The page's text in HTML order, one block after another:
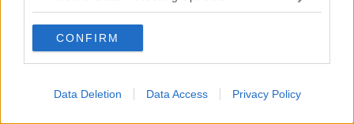
CONFIRM
Data Deletion Data Access Privacy Policy
​Lasciate ai vostri figli il diritto di piangere
​Parole d’amore regalate al vento
​Essere genitori di un adolescente
​Saper pazientare
​Venerdì emozionalmente sostenibile
Ma ti ascolti?